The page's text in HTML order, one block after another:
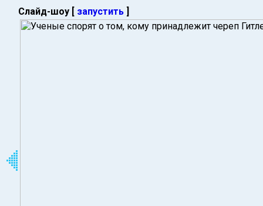
Слайд-шоу [ запустить ]